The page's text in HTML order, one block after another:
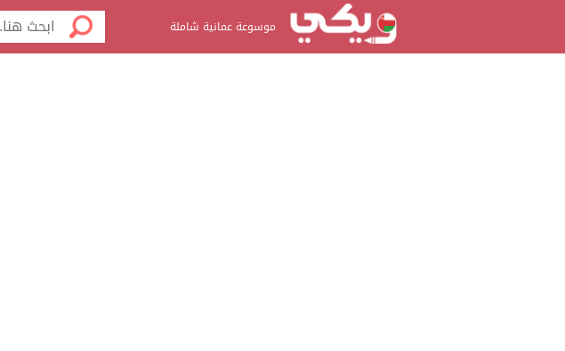
موسوعة عمانية شاملة